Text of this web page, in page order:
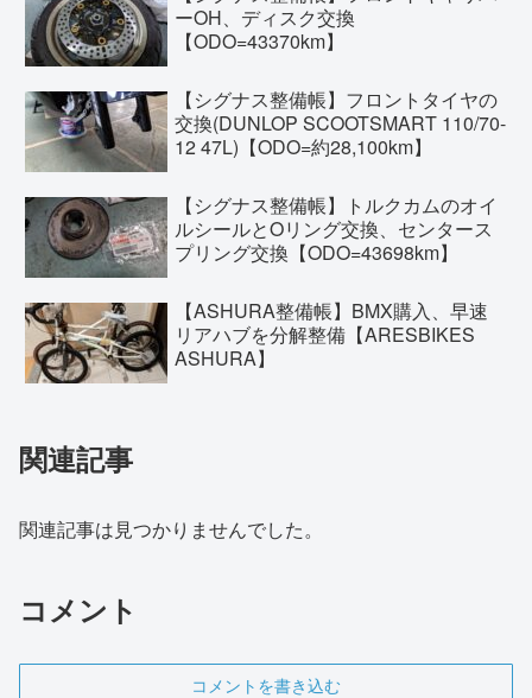
ーOH、ディスク交換
【ODO=43370km】
【シグナス整備帳】フロントタイヤの
交換(DUNLOP SCOOTSMART 110/70-
12 47L)【ODO=約28,100km】
【シグナス整備帳】トルクカムのオイ
ルシールとOリング交換、センタース
プリング交換【ODO=43698km】
【ASHURA整備帳】BMX購入、早速
リアハブを分解整備【ARESBIKES
ASHURA】
関連記事
関連記事は見つかりませんでした。
コメント
コメントを書き込む